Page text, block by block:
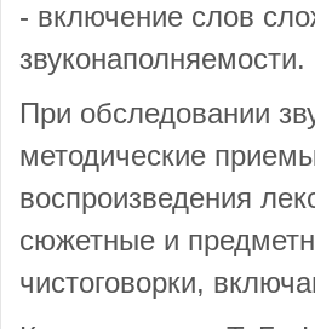
- включение слов
звуконаполняемости.
При обследовании
методические
воспроизведения
сюжетные и
чистоговорки,